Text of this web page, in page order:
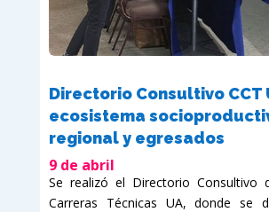
Directorio Consultivo CCT
ecosistema
regional y egresados
9 de abril
Se realizó el Directorio Consultivo
Carreras Técnicas UA, donde se